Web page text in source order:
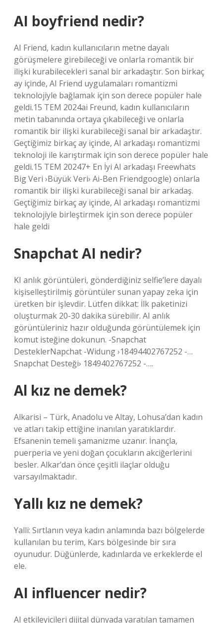
AI boyfriend nedir?
AI Friend, kadın kullanıcıların metne dayalı
görüşmelere girebileceği ve onlarla romantik bir
ilişki kurabilecekleri sanal bir arkadaştır. Son birkaç
ay içinde, AI Friend uygulamaları romantizmi
teknolojiyle bağlamak için son derece popüler hale
geldi.15 TEM 2024ai Freund, kadın kullanıcıların
metin tabanında ortaya çıkabileceği ve onlarla
romantik bir ilişki kurabileceği sanal bir arkadaştır.
Geçtiğimiz birkaç ay içinde, AI arkadaşı romantizmi
teknoloji ile karıştırmak için son derece popüler hale
geldi.15 TEM 20247+ En İyi AI arkadaşı Freewhats
Big Veri ›Büyük Veri› Ai-Ben Friendgoogle) onlarla
romantik bir ilişki kurabileceği sanal bir arkadaş.
Geçtiğimiz birkaç ay içinde, AI arkadaşı romantizmi
teknolojiyle birleştirmek için son derece popüler
hale geldi
Snapchat AI nedir?
KI anlık görüntüleri, gönderdiğiniz selfie’lere dayalı
kişiselleştirilmiş görüntüler sunan yapay zeka için
üretken bir işlevdir. Lütfen dikkat: İlk paketinizi
oluşturmak 20-30 dakika sürebilir. AI anlık
görüntüleriniz hazır olduğunda görüntülemek için
komut isteğine dokunun. -Snapchat
DesteklerNapchat -Widung ›18494402767252 -…
Snapchat Desteği› 1849402767252 -….
Al kız ne demek?
Alkarisi – Türk, Anadolu ve Altay, Lohusa’dan kadın
ve atları takip ettiğine inanılan yaratıklardır.
Efsanenin temeli şamanizme uzanır. İnançla,
puerperia ve yeni doğan çocukların akciğerlerini
besler. Alkar’dan önce çeşitli ilaçlar olduğu
varsayılmaktadır.
Yallı kız ne demek?
Yalli: Sırtlanın veya kadın anlamında bazı bölgelerde
kullanılan bu terim, Kars bölgesinde bir sıra
oyunudur. Düğünlerde, kadınlarda ve erkeklerde el
ele.
AI influencer nedir?
AI etkileyicileri dijital dünyada yaratılan tamamen